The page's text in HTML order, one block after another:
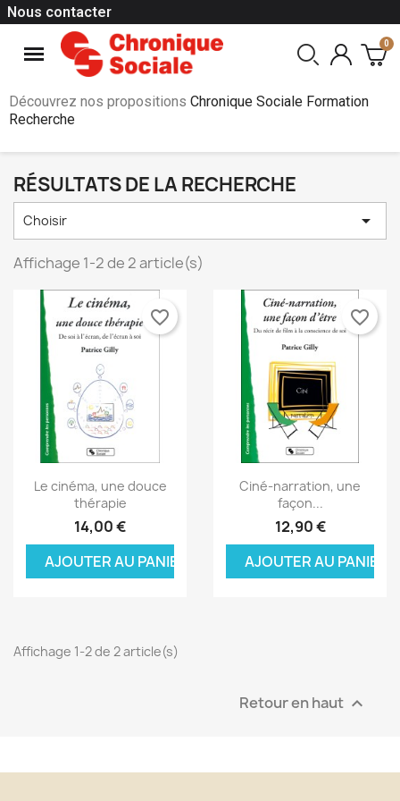
Nous contacter
Découvrez nos propositions Chronique Sociale Formation
Recherche
RÉSULTATS DE LA RECHERCHE
Choisir 
Affichage 1-2 de 2 article(s)
Aperçu rapide
Le cinéma, une douce
thérapie
14,00 €
AJOUTER AU PANIER
favorite_border
Aperçu rapide
Ciné-narration, une
façon...
12,90 €
AJOUTER AU PANIER
favorite_border
Affichage 1-2 de 2 article(s)
Retour en haut 